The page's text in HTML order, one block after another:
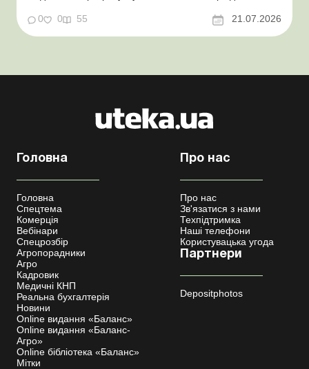
відстрочки від призову під час мобілізації удосконалено
Кабмін утворив Координаційний центр з організації
бронювання військовозобов’язаних Верховна ...
0 0 55 21.07.2026
Головна
Головна
Спецтема
Комерція
Вебінари
Спецрозбір
Агропорадники
Агро
Кадровик
Медичні КНП
Реальна бухгалтерія
Новини
Online видання «Баланс»
Online видання «Баланс-
Агро»
Online бібліотека «Баланс»
Мітки
Про нас
Про нас
Зв'язатися з нами
Техпідтримка
Наші телефони
Користувацька угода
Партнери
Depositphotos